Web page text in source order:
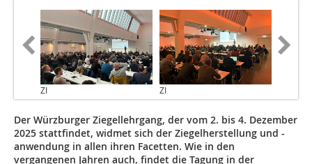
ZI ZI
Der Würzburger Ziegellehrgang, der vom 2. bis 4. Dezember
2025 stattfindet, widmet sich der Ziegelherstellung und -
anwendung in allen ihren Facetten. Wie in den
vergangenen Jahren auch, findet die Tagung in der